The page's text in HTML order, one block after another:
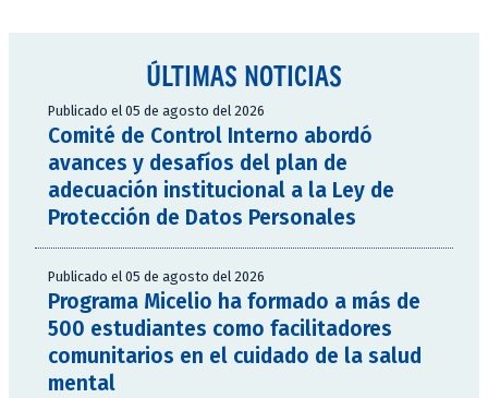
ÚLTIMAS NOTICIAS
Publicado el 05 de agosto del 2026
Comité de Control Interno abordó
avances y desafíos del plan de
adecuación institucional a la Ley de
Protección de Datos Personales
Publicado el 05 de agosto del 2026
Programa Micelio ha formado a más de
500 estudiantes como facilitadores
comunitarios en el cuidado de la salud
mental